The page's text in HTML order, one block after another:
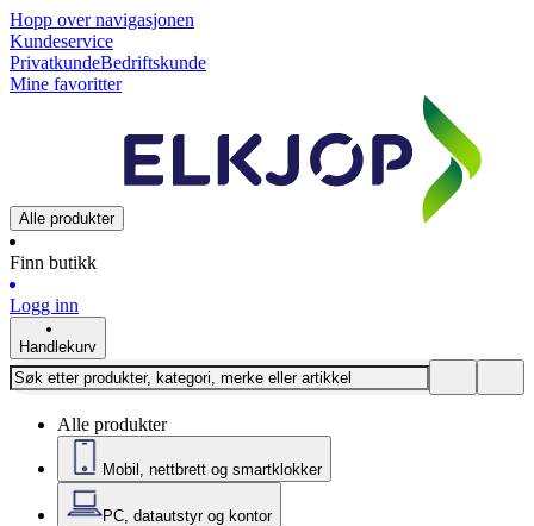
Hopp over navigasjonen
Kundeservice
PrivatkundeBedriftskunde
Mine favoritter
Alle produkter
Finn butikk
Logg inn
Handlekurv
Alle produkter
Mobil, nettbrett og smartklokker
PC, datautstyr og kontor